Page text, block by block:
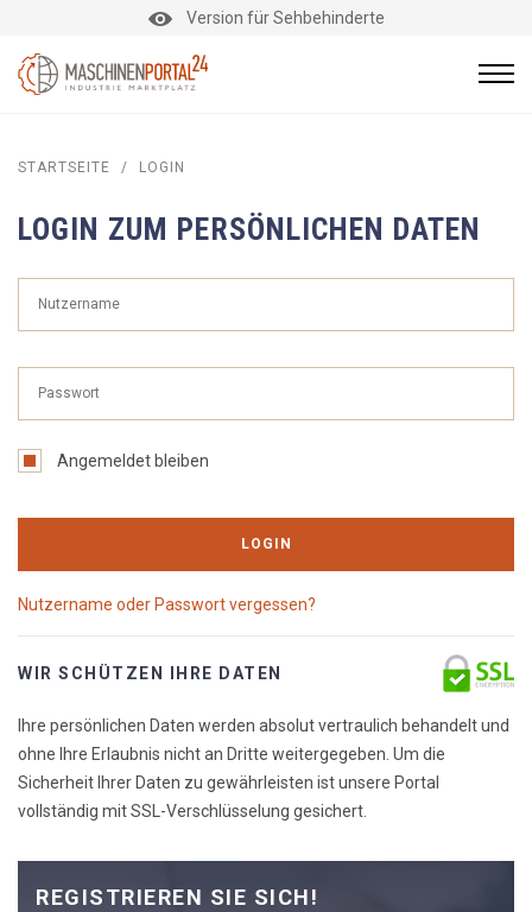
Version für Sehbehinderte
STARTSEITE / LOGIN
LOGIN ZUM PERSÖNLICHEN DATEN
Angemeldet bleiben
LOGIN
Nutzername oder Passwort vergessen?
WIR SCHÜTZEN IHRE DATEN
Ihre persönlichen Daten werden absolut vertraulich behandelt und
ohne Ihre Erlaubnis nicht an Dritte weitergegeben. Um die
Sicherheit Ihrer Daten zu gewährleisten ist unsere Portal
vollständig mit SSL-Verschlüsselung gesichert.
REGISTRIEREN SIE SICH!